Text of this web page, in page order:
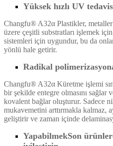
Yüksek hızlı UV
Changfu® A32α Plastikler,
üzere çeşitli substratları işlemek
sistemleri için uygundur, bu da
yönlü hale getirir.
Radikal
Changfu® A32α Küretme işlemi
bir şekilde entegre olmasını sağlar
kovalent bağlar oluşturur. Sadece
mukavemetini arttırmakla kalmaz,
geliştirir ve zaman içinde
YapabilmekSon